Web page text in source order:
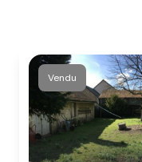
Vendu